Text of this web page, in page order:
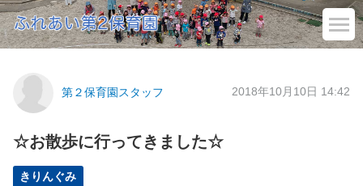
第２保育園スタッフ 2018年10月10日 14:42
☆お散歩に行ってきました☆
きりんぐみ